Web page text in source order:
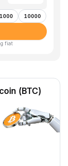
1000 10000
fiat
(BTC)